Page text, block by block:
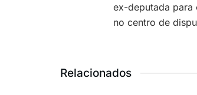
ex-deputada para
no centro de
Relacionados